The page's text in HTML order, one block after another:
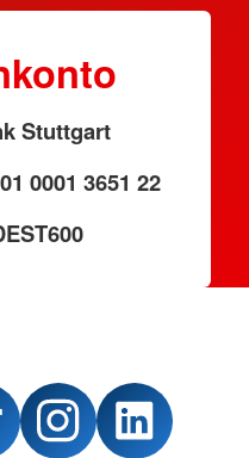
Stuttgart
0001 3651 22